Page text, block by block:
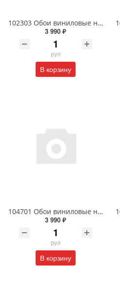
102303 Обои виниловые на флизелиновой основе 1.06 X 10м
3 990 ₽
рул
В корзину
104701 Обои виниловые на флизелиновой основе 1.06 X 10м
3 990 ₽
рул
В корзину